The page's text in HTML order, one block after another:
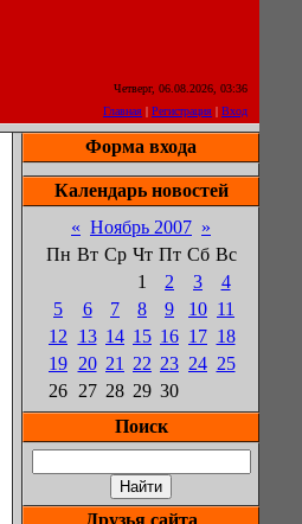
Четверг, 06.08.2026, 03:36
Главная | Регистрация | Вход
Форма входа
Календарь новостей
« Ноябрь 2007 »
Пн Вт Ср Чт Пт Сб Вс
1
2 3
4
5
6 7 8 9 10 11
12
13 14 15 16 17 18
19 20 21 22 23 24 25
26 27 28 29 30
Поиск
Друзья сайта